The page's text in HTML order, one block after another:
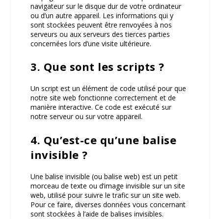
navigateur sur le disque dur de votre ordinateur
ou d’un autre appareil. Les informations qui y
sont stockées peuvent être renvoyées à nos
serveurs ou aux serveurs des tierces parties
concernées lors d’une visite ultérieure.
3. Que sont les scripts ?
Un script est un élément de code utilisé pour que
notre site web fonctionne correctement et de
manière interactive. Ce code est exécuté sur
notre serveur ou sur votre appareil.
4. Qu’est-ce qu’une balise
invisible ?
Une balise invisible (ou balise web) est un petit
morceau de texte ou d’image invisible sur un site
web, utilisé pour suivre le trafic sur un site web.
Pour ce faire, diverses données vous concernant
sont stockées à l’aide de balises invisibles.